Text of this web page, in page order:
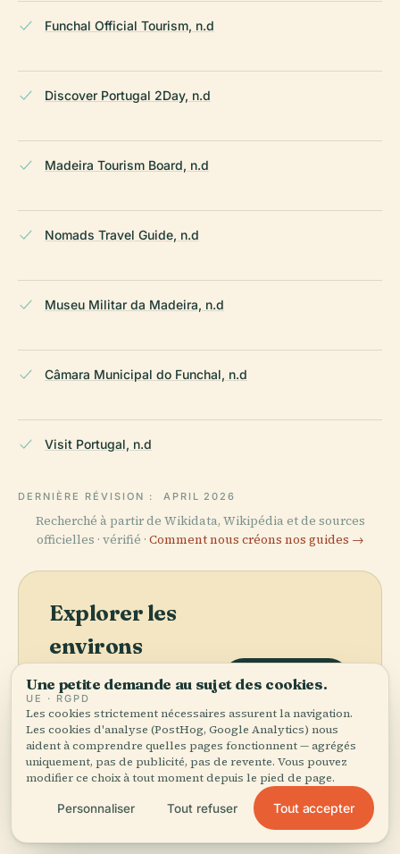
Funchal Official Tourism, n.d
Discover Portugal 2Day, n.d
Madeira Tourism Board, n.d
Nomads Travel Guide, n.d
Museu Militar da Madeira, n.d
Câmara Municipal do Funchal, n.d
Visit Portugal, n.d
DERNIÈRE RÉVISION : APRIL 2026
Recherché à partir de Wikidata, Wikipédia et de sources
officielles · vérifié · Comment nous créons nos guides →
Explorer les
environs
Découvrez Forteresse de
Notre-Dame de la
Conception de L'Ilhéu sur
la carte et voyez ce qu'il y a
à proximité.
Voir la carte
Une petite demande au sujet des cookies.
UE · RGPD
Les cookies strictement nécessaires assurent la navigation.
Les cookies d'analyse (PostHog, Google Analytics) nous
aident à comprendre quelles pages fonctionnent — agrégés
uniquement, pas de publicité, pas de revente. Vous pouvez
modifier ce choix à tout moment depuis le pied de page.
Personnaliser Tout refuser Tout accepter